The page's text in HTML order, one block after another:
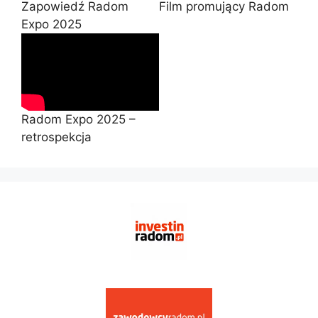
Zapowiedź Radom
Expo 2025
Film promujący Radom
Radom Expo 2025 –
retrospekcja